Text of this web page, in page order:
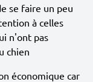
se faire un peu
à celles
n'ont pas
chien
économique car